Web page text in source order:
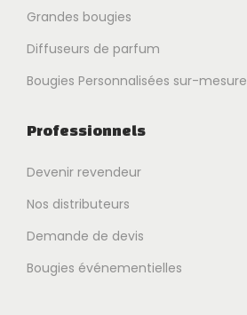
Grandes bougies
Diffuseurs de parfum
Bougies Personnalisées sur-mesure
Professionnels
Devenir revendeur
Nos distributeurs
Demande de devis
Bougies événementielles